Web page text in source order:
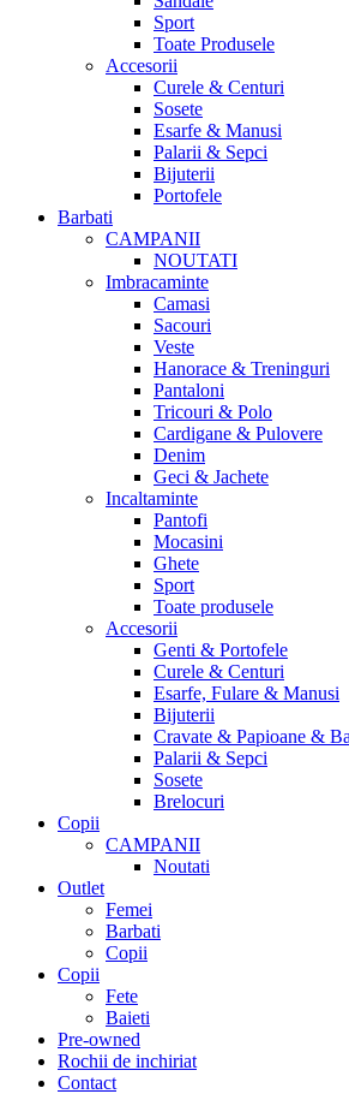
Sport
Toate Produsele
Accesorii
Curele & Centuri
Sosete
Esarfe & Manusi
Palarii & Sepci
Bijuterii
Portofele
Barbati
CAMPANII
NOUTATI
Imbracaminte
Camasi
Sacouri
Veste
Hanorace & Treninguri
Pantaloni
Tricouri & Polo
Cardigane & Pulovere
Denim
Geci & Jachete
Incaltaminte
Pantofi
Mocasini
Ghete
Sport
Toate produsele
Accesorii
Genti & Portofele
Curele & Centuri
Esarfe, Fulare & Manusi
Bijuterii
Cravate & Papioane &
Palarii & Sepci
Sosete
Brelocuri
Copii
CAMPANII
Noutati
Outlet
Femei
Barbati
Copii
Copii
Fete
Baieti
Pre-owned
Rochii de inchiriat
Contact